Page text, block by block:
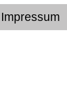
Impressum